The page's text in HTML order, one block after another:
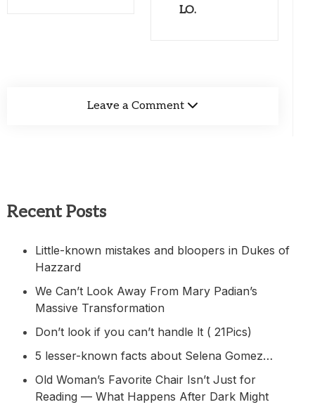
LO.
Leave a Comment
Recent Posts
Little-known mistakes and bloopers in Dukes of
Hazzard
We Can’t Look Away From Mary Padian’s
Massive Transformation
Don’t look if you can’t handle lt ( 21Pics)
5 lesser-known facts about Selena Gomez…
Old Woman’s Favorite Chair Isn’t Just for
Reading — What Happens After Dark Might